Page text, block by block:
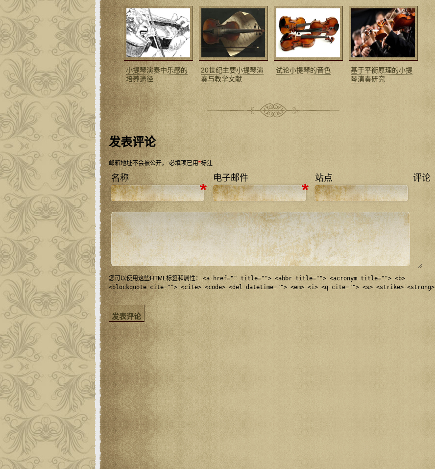
小提琴演奏中乐感的
培养途径
20世纪主要小提琴演
奏与教学文献
试论小提琴的音色
基于平衡原理的小提
琴演奏研究
发表评论
邮箱地址不会被公开。 必填项已用*标注
名称
*
电子邮件
*
站点 评论
您可以使用这些HTML标签和属性： <a href="" title=""> <abbr title=""> <acronym title=""> <b>
<blockquote cite=""> <cite> <code> <del datetime=""> <em> <i> <q cite=""> <s> <strike> <strong>